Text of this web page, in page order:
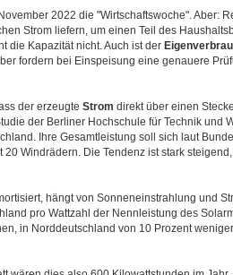
2022 die "Wirtschaftswoche". Aber:
Strom liefern, um einen Teil des
die Kapazität nicht. Auch ist der
fordern bei Einspeisung eine genauere
der erzeugte Strom direkt über einen
der Berliner Hochschule für Technik und
Ihre Gesamtleistung soll sich laut
Windrädern. Die Tendenz ist stark
hängt von Sonneneinstrahlung und
pro Wattzahl der Nennleistung des
in Norddeutschland von 10 Prozent